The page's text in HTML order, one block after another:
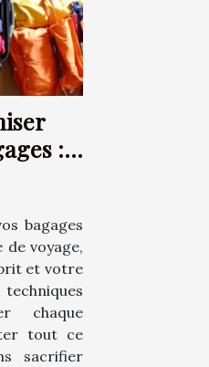
:
bagages
voyage,
et votre
chaque
tout ce
sacrifier